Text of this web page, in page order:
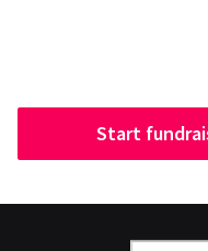
Start